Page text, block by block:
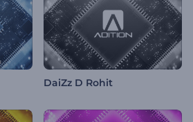
DaiZz D Rohit